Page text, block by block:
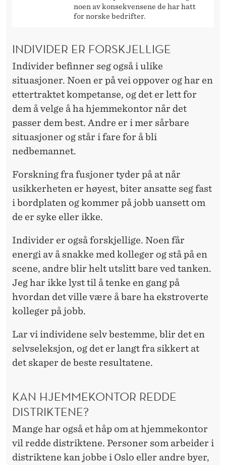
noen av konsekvensene de har hatt
for norske bedrifter.
INDIVIDER ER FORSKJELLIGE
Individer befinner seg også i ulike
situasjoner. Noen er på vei oppover og har en
ettertraktet kompetanse, og det er lett for
dem å velge å ha hjemmekontor når det
passer dem best. Andre er i mer sårbare
situasjoner og står i fare for å bli
nedbemannet.
Forskning fra fusjoner tyder på at når
usikkerheten er høyest, biter ansatte seg fast
i bordplaten og kommer på jobb uansett om
de er syke eller ikke.
Individer er også forskjellige. Noen får
energi av å snakke med kolleger og stå på en
scene, andre blir helt utslitt bare ved tanken.
Jeg har ikke lyst til å tenke en gang på
hvordan det ville være å bare ha ekstroverte
kolleger på jobb.
Lar vi individene selv bestemme, blir det en
selvseleksjon, og det er langt fra sikkert at
det skaper de beste resultatene.
KAN HJEMMEKONTOR REDDE
DISTRIKTENE?
Mange har også et håp om at hjemmekontor
vil redde distriktene. Personer som arbeider i
distriktene kan jobbe i Oslo eller andre byer,